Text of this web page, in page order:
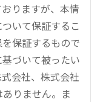
りますが、本情
いて保証するこ
保証するもので
づいて被ったい
会社、株式会社
りません。ま